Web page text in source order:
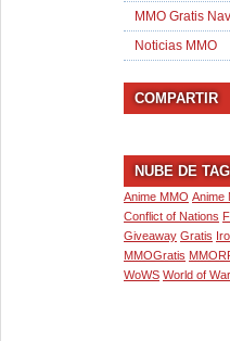
MMO Gratis
Noticias MMO
COMPARTIR
NUBE DE
Anime MMO Anime
Conflict of Nations
Giveaway Gratis
MMOGratis
WoWS World of